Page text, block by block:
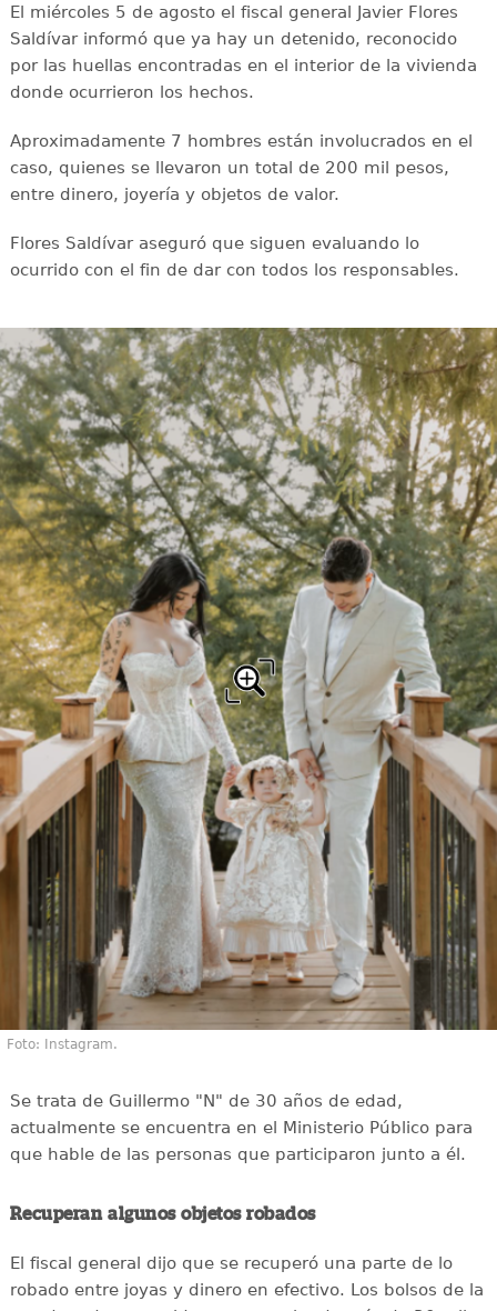
El miércoles 5 de agosto el fiscal general Javier Flores
Saldívar informó que ya hay un detenido, reconocido
por las huellas encontradas en el interior de la vivienda
donde ocurrieron los hechos.
Aproximadamente 7 hombres están involucrados en el
caso, quienes se llevaron un total de 200 mil pesos,
entre dinero, joyería y objetos de valor.
Flores Saldívar aseguró que siguen evaluando lo
ocurrido con el fin de dar con todos los responsables.
Foto: Instagram.
Se trata de Guillermo "N" de 30 años de edad,
actualmente se encuentra en el Ministerio Público para
que hable de las personas que participaron junto a él.
Recuperan algunos objetos robados
El fiscal general dijo que se recuperó una parte de lo
robado entre joyas y dinero en efectivo. Los bolsos de la